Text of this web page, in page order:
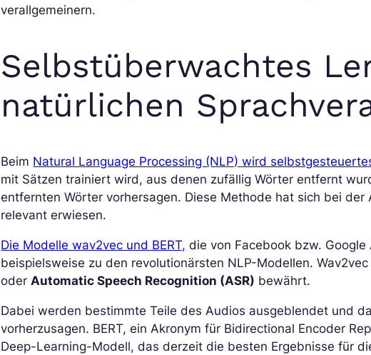
verallgemeinern.
Selbstüberwachtes
natürlichen
Beim Natural Language Processing (NLP) wird
mit Sätzen trainiert wird, aus denen zufällig Wörter entfernt
entfernten Wörter vorhersagen. Diese Methode hat sich bei
relevant erwiesen.
Die Modelle wav2vec und BERT, die von Facebook bzw.
beispielsweise zu den revolutionärsten NLP-Modellen.
oder Automatic Speech Recognition (ASR) bewährt.
Dabei werden bestimmte Teile des Audios ausgeblendet und
vorherzusagen. BERT, ein Akronym für Bidirectional Encoder
Deep-Learning-Modell, das derzeit die besten Ergebnisse für